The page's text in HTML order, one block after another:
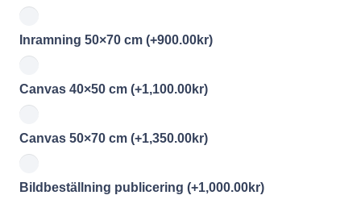
Inramning 50×70 cm (+900.00kr)
Canvas 40×50 cm (+1,100.00kr)
Canvas 50×70 cm (+1,350.00kr)
Bildbeställning publicering (+1,000.00kr)